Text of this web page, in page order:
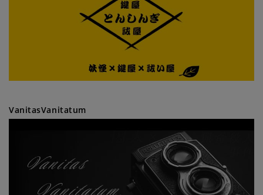
VanitasVanitatum